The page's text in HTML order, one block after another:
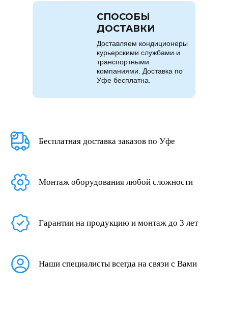
Доставляем кондиционеры
курьерскими службами и
транспортными
компаниями. Доставка по
Уфе бесплатна.
СПОСОБЫ
ДОСТАВКИ
Бесплатная доставка заказов по Уфе
Монтаж оборудования любой сложности
Гарантии на продукцию и монтаж до 3 лет
Наши специалисты всегда на связи с Вами